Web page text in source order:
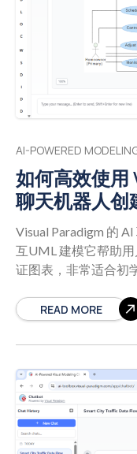
第1层（主要过程）
对系统的理解。 数据
辅助 传统上，创建数
划，以及对诸如
或 Yourdon & Coad
时、容易出错，且常
底改变了数据流图的
低了入门门槛，同时
Paradigm：人工智能
UML, SysML, BPMN
统开发的全生命周期
表生成. DFD生成的
使用户能够通过自然
——让技术与非技术人
DFD，其中客户浏览
理员负责管理库存并
并构建包含以下内容
关、管理员 处理过程
库存
AI-POWERED
如何高效使
聊天机器人创
Visual Paradigm 的
互UML 建模它帮助
证图表，非常适合初
模生命周期中都充当
型 AI 聊天机器人支
型： 结构图：类图
图。 这种广泛的支
任何方面——从类关
过用自然语言描述硬
网家庭自动化系统部
READ MORE